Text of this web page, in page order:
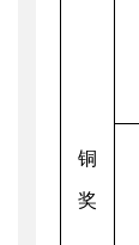
铜
奖